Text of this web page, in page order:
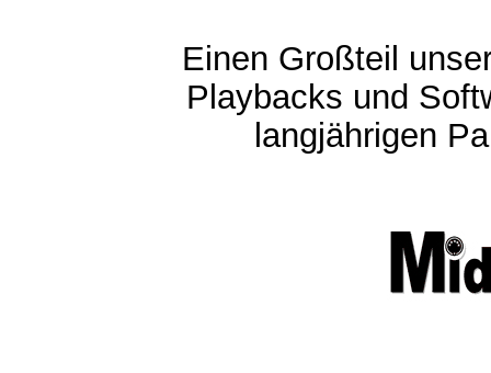
Einen Großteil
Playbacks und
langjährigen